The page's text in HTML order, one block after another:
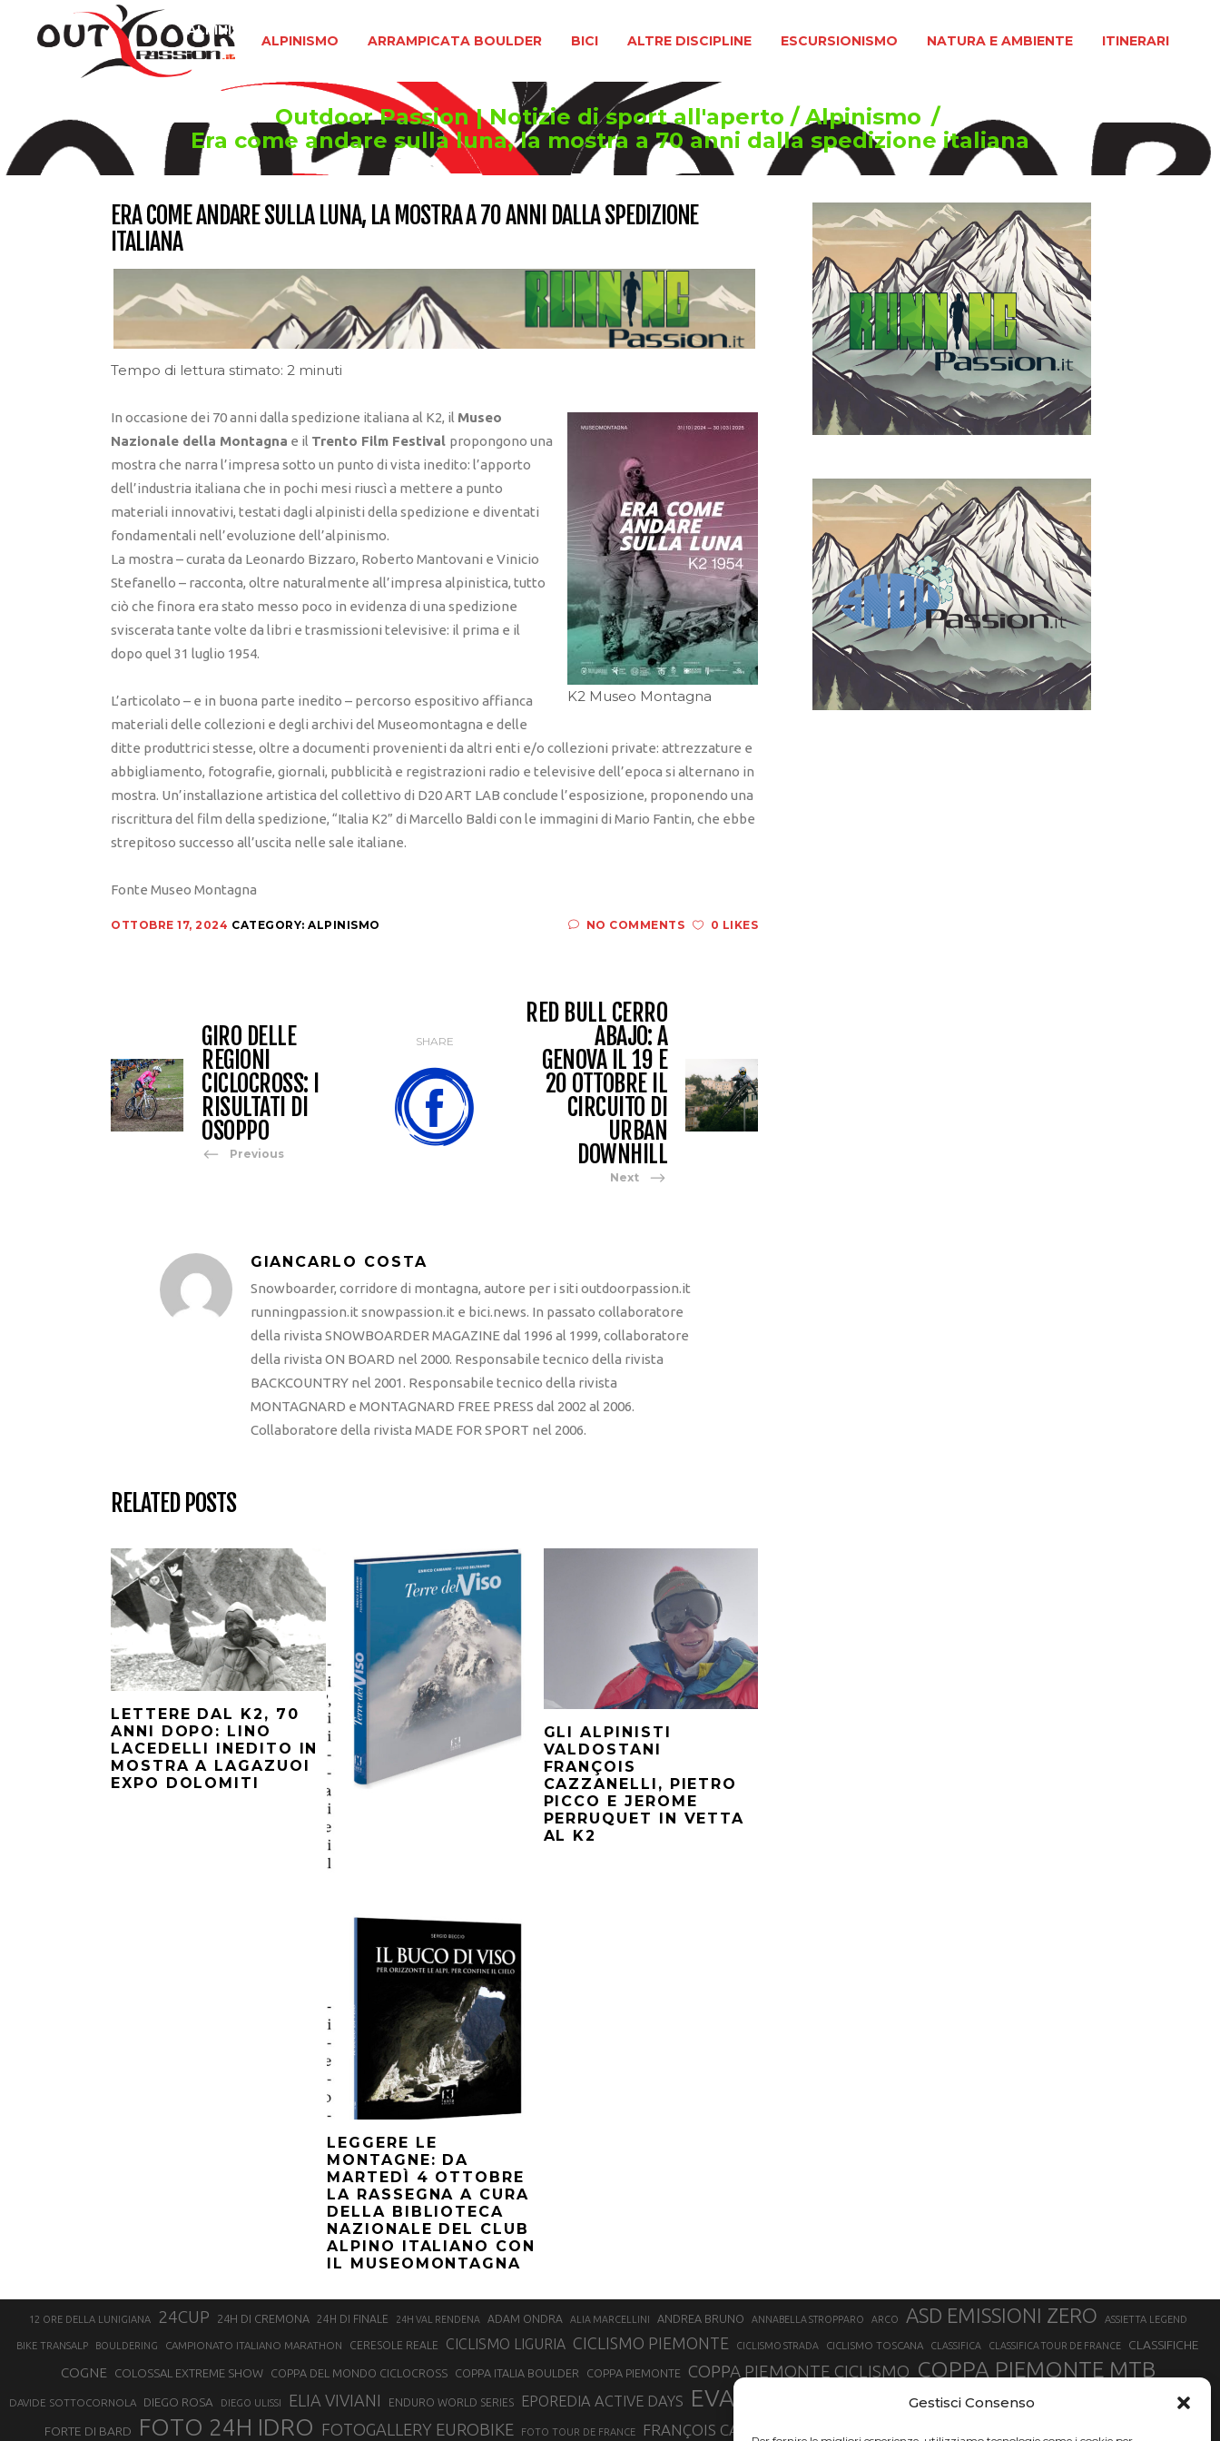
Gestisci Consenso
ALPINISMO ARRAMPICATA BOULDER BICI ALTRE DISCIPLINE ESCURSIONISMO NATURA E AMBIENTE ITINERARI
ALPINISMO
Outdoor Passion | Notizie di sport all'aperto / Alpinismo /
Era come andare sulla luna, la mostra a 70 anni dalla spedizione italiana
ERA COME ANDARE SULLA LUNA, LA MOSTRA A 70 ANNI DALLA SPEDIZIONE
ITALIANA
Tempo di lettura stimato: 2 minuti
K2 Museo Montagna
In occasione dei 70 anni dalla spedizione italiana al K2, il Museo
Nazionale della Montagna e il Trento Film Festival propongono una
mostra che narra l’impresa sotto un punto di vista inedito: l’apporto
dell’industria italiana che in pochi mesi riuscì a mettere a punto
materiali innovativi, testati dagli alpinisti della spedizione e diventati
fondamentali nell’evoluzione dell’alpinismo.
La mostra – curata da Leonardo Bizzaro, Roberto Mantovani e Vinicio
Stefanello – racconta, oltre naturalmente all’impresa alpinistica, tutto
ciò che finora era stato messo poco in evidenza di una spedizione
sviscerata tante volte da libri e trasmissioni televisive: il prima e il
dopo quel 31 luglio 1954.
L’articolato – e in buona parte inedito – percorso espositivo affianca
materiali delle collezioni e degli archivi del Museomontagna e delle
ditte produttrici stesse, oltre a documenti provenienti da altri enti e/o collezioni private: attrezzature e
abbigliamento, fotografie, giornali, pubblicità e registrazioni radio e televisive dell’epoca si alternano in
mostra. Un’installazione artistica del collettivo di D20 ART LAB conclude l’esposizione, proponendo una
riscrittura del film della spedizione, “Italia K2” di Marcello Baldi con le immagini di Mario Fantin, che ebbe
strepitoso successo all’uscita nelle sale italiane.
Fonte Museo Montagna
OTTOBRE 17, 2024 CATEGORY: ALPINISMO NO COMMENTS 0 LIKES
GIRO DELLE
REGIONI
CICLOCROSS: I
RISULTATI DI
OSOPPO
Previous
SHARE
RED BULL CERRO
ABAJO: A
GENOVA IL 19 E
20 OTTOBRE IL
CIRCUITO DI
URBAN
DOWNHILL
Next
GIANCARLO COSTA
Snowboarder, corridore di montagna, autore per i siti outdoorpassion.it
runningpassion.it snowpassion.it e bici.news. In passato collaboratore
della rivista SNOWBOARDER MAGAZINE dal 1996 al 1999, collaboratore
della rivista ON BOARD nel 2000. Responsabile tecnico della rivista
BACKCOUNTRY nel 2001. Responsabile tecnico della rivista
MONTAGNARD e MONTAGNARD FREE PRESS dal 2002 al 2006.
Collaboratore della rivista MADE FOR SPORT nel 2006.
RELATED POSTS
LETTERE DAL K2, 70
ANNI DOPO: LINO
LACEDELLI INEDITO IN
MOSTRA A LAGAZUOI
EXPO DOLOMITI
LEGGERE LE
MONTAGNE: DA
MARTEDÌ 4 OTTOBRE
LA RASSEGNA A CURA
DELLA BIBLIOTECA
NAZIONALE DEL CLUB
ALPINO ITALIANO CON
IL MUSEOMONTAGNA
GLI ALPINISTI
VALDOSTANI
FRANÇOIS
CAZZANELLI, PIETRO
PICCO E JEROME
PERRUQUET IN VETTA
AL K2
12 ORE DELLA LUNIGIANA 24CUP 24H DI CREMONA 24H DI FINALE 24H VAL RENDENA ADAM ONDRA ALIA MARCELLINI ANDREA BRUNO ANNABELLA STROPPARO ARCO ASD EMISSIONI ZERO ASSIETTA LEGEND
BIKE TRANSALP BOULDERING CAMPIONATO ITALIANO MARATHON CERESOLE REALE CICLISMO LIGURIA CICLISMO PIEMONTE CICLISMO STRADA CICLISMO TOSCANA CLASSIFICA CLASSIFICA TOUR DE FRANCE CLASSIFICHE
COGNE COLOSSAL EXTREME SHOW COPPA DEL MONDO CICLOCROSS COPPA ITALIA BOULDER COPPA PIEMONTE COPPA PIEMONTE CICLISMO COPPA PIEMONTE MTB
DAVIDE SOTTOCORNOLA DIEGO ROSA DIEGO ULISSI ELIA VIVIANI ENDURO WORLD SERIES EPOREDIA ACTIVE DAYS EVA LECHNER FABIO ARU FIAB FINALE LIGURE
FORTE DI BARD FOTO 24H IDRO FOTOGALLERY EUROBIKE FOTO TOUR DE FRANCE FRANÇOIS CAZZANELLI